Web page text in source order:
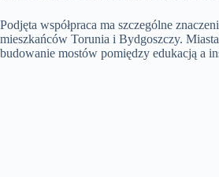
Podjęta współpraca ma szczególne
mieszkańców Torunia i Bydgoszczy.
budowanie mostów pomiędzy edukacją a